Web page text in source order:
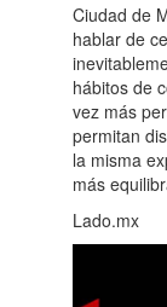
Ciudad de
hablar de
hábitos de
vez más
permitan
la misma
más
Lado.mx